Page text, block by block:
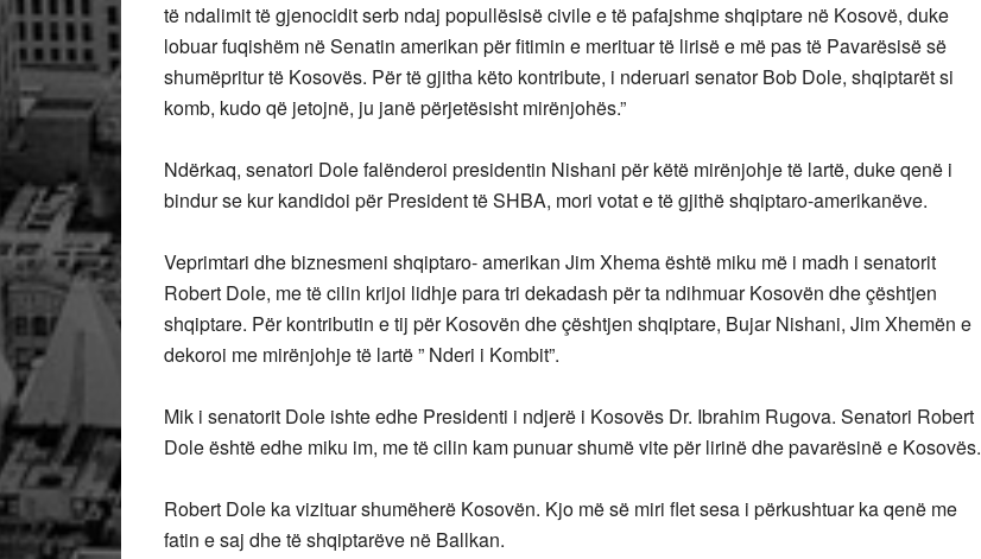
të ndalimit të gjenocidit serb ndaj popullësisë civile e të pafajshme shqiptare në Kosovë, duke
lobuar fuqishëm në Senatin amerikan për fitimin e merituar të lirisë e më pas të Pavarësisë së
shumëpritur të Kosovës. Për të gjitha këto kontribute, i nderuari senator Bob Dole, shqiptarët si
komb, kudo që jetojnë, ju janë përjetësisht mirënjohës.”
Ndërkaq, senatori Dole falënderoi presidentin Nishani për këtë mirënjohje të lartë, duke qenë i
bindur se kur kandidoi për President të SHBA, mori votat e të gjithë shqiptaro-amerikanëve.
Veprimtari dhe biznesmeni shqiptaro- amerikan Jim Xhema është miku më i madh i senatorit
Robert Dole, me të cilin krijoi lidhje para tri dekadash për ta ndihmuar Kosovën dhe çështjen
shqiptare. Për kontributin e tij për Kosovën dhe çështjen shqiptare, Bujar Nishani, Jim Xhemën e
dekoroi me mirënjohje të lartë ” Nderi i Kombit”.
Mik i senatorit Dole ishte edhe Presidenti i ndjerë i Kosovës Dr. Ibrahim Rugova. Senatori Robert
Dole është edhe miku im, me të cilin kam punuar shumë vite për lirinë dhe pavarësinë e Kosovës.
Robert Dole ka vizituar shumëherë Kosovën. Kjo më së miri flet sesa i përkushtuar ka qenë me
fatin e saj dhe të shqiptarëve në Ballkan.